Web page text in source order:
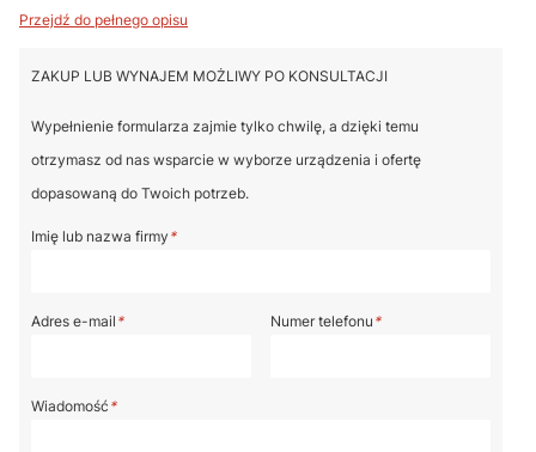
Przejdź do pełnego opisu
ZAKUP LUB WYNAJEM MOŻLIWY PO KONSULTACJI
Wypełnienie formularza zajmie tylko chwilę, a dzięki temu
otrzymasz od nas wsparcie w wyborze urządzenia i ofertę
dopasowaną do Twoich potrzeb.
Imię lub nazwa firmy *
Adres e-mail * Numer telefonu *
Wiadomość *